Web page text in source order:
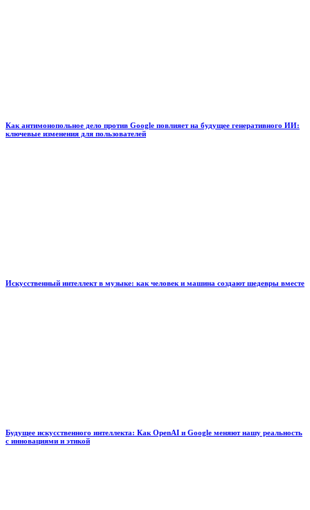
Как антимонопольное дело против Google повлияет на будущее генеративного ИИ:
ключевые изменения для пользователей
Искусственный интеллект в музыке: как человек и машина создают шедевры вместе
Будущее искусственного интеллекта: Как OpenAI и Google меняют нашу реальность
с инновациями и этикой